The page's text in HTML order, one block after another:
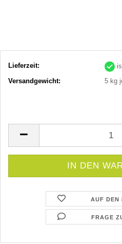
Lieferzeit:
Versandgewicht:
5 kg
AUF DEN
FRAGE